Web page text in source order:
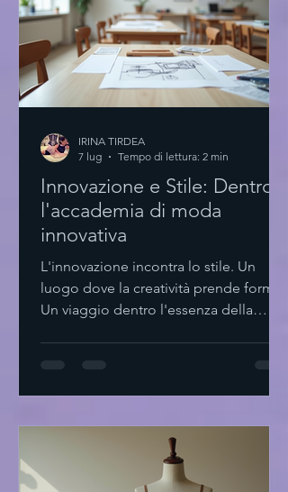
Innovazione e Stile: Dentro
l'accademia di moda
innovativa
L'innovazione incontra lo stile. Un
luogo dove la creatività prende forma.
Un viaggio dentro l'essenza della
L'accademia di moda innovativa: un
innovativa non è solo un luogo. È
IRINA TIRDEA
7 lug
Tempo di lettura: 2 min